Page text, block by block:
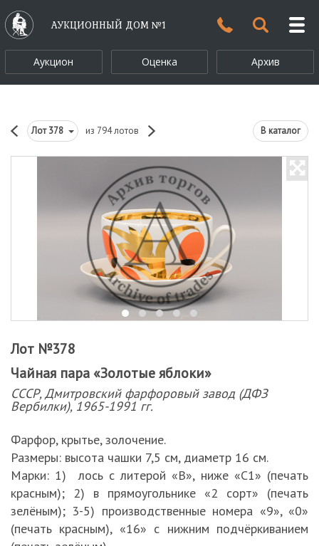
АУКЦИОННЫЙ ДОМ №1
Аукцион Оценка Архив
Лот378 из 794 лотов В каталог
Лот №378
Чайная пара «Золотые яблоки»
СССР, Дмитровский фарфоровый завод (ДФЗ
Вербилки), 1965-1991 гг.
Фарфор, крытье, золочение.
Размеры: высота чашки 7,5 см, диаметр 16 см.
Марки: 1) лось с литерой «В», ниже «C1» (печать
красным); 2) в прямоугольнике «2 сорт» (печать
зелёным); 3-5) производственные номера «9», «0»
(печать красным), «16» с нижним подчёркиванием